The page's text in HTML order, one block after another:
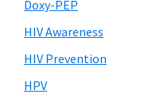
Doxy-PEP
HIV Awareness
HIV Prevention
HPV